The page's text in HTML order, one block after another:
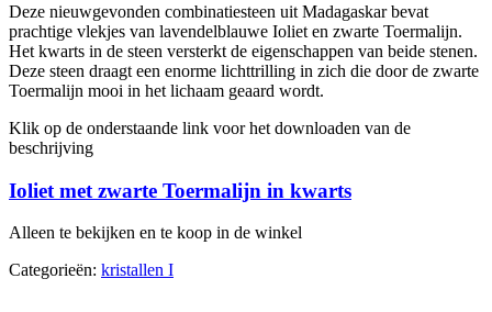
Deze nieuwgevonden combinatiesteen uit Madagaskar bevat
prachtige vlekjes van lavendelblauwe Ioliet en zwarte Toermalijn.
Het kwarts in de steen versterkt de eigenschappen van beide stenen.
Deze steen draagt een enorme lichttrilling in zich die door de zwarte
Toermalijn mooi in het lichaam geaard wordt.
Klik op de onderstaande link voor het downloaden van de
beschrijving
Ioliet met zwarte Toermalijn in kwarts
Alleen te bekijken en te koop in de winkel
Categorieën: kristallen I